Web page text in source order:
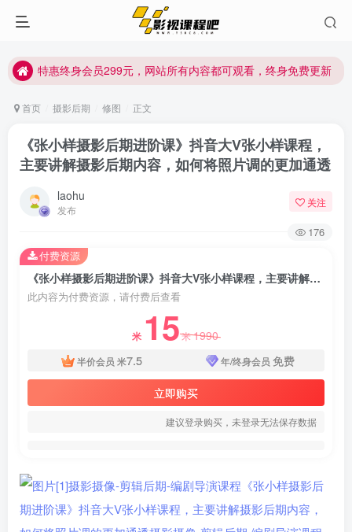
特惠终身会员299元，网站所有内容都可观看，终身免费更新
特惠终身会员299元，网站所有内容都可观看，终身免费更新
首页 摄影后期 修图 正文
《张小样摄影后期进阶课》抖音大V张小样课程，
主要讲解摄影后期内容，如何将照片调的更加通透
laohu
发布
关注
176
《张小样摄影后期进阶课》抖音大V张小样课程，主要讲解摄影后期内容，如何将照片调的更加通透
此内容为付费资源，请付费后查看
米 15米1990
半价会员 米7.5 年/终身会员 免费
立即购买
建议登录购买，未登录无法保存数据
付费资源